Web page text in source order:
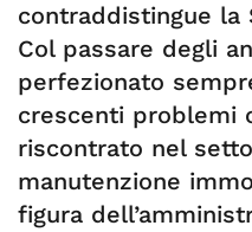
contraddistingue la
Col passare degli
perfezionato
crescenti problemi
riscontrato nel
manutenzione
figura